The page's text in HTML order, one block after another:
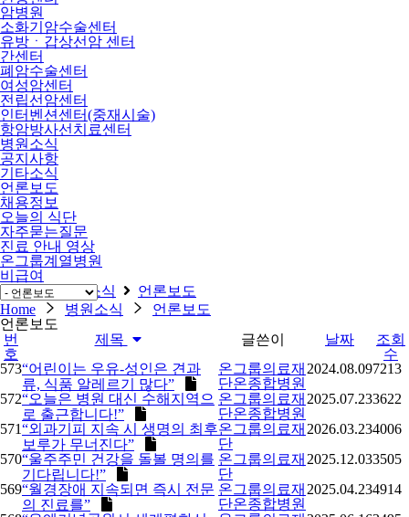
암병원
소화기암수술센터
유방ㆍ갑상선암 센터
간센터
폐암수술센터
여성암센터
전립선암센터
인터벤션센터(중재시술)
항암방사선치료센터
병원소식
공지사항
기타소식
언론보도
채용정보
오늘의 식단
자주묻는질문
진료 안내 영상
온그룹계열병원
비급여
Home
병원소식
언론보도
Home
병원소식
언론보도
언론보도
번
호
제목 글쓴이 날짜
조회
수
573“어린이는 우유-성인은 견과
류, 식품 알레르기 많다”
온그룹의료재
단온종합병원
2024.08.097213
572“오늘은 병원 대신 수해지역으
로 출근합니다!”
온그룹의료재
단온종합병원
2025.07.233622
571“외과기피 지속 시 생명의 최후
보루가 무너진다”
온그룹의료재
단
2026.03.234006
570“울주주민 건강을 돌볼 명의를
기다립니다!”
온그룹의료재
단
2025.12.033505
569“월경장애 지속되면 즉시 전문
의 진료를”
온그룹의료재
단온종합병원
2025.04.234914